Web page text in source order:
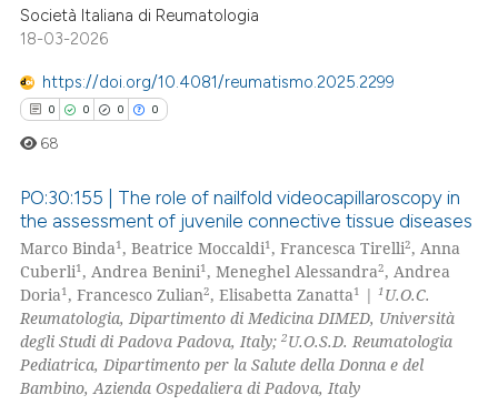
Società Italiana di Reumatologia
18-03-2026
https://doi.org/10.4081/reumatismo.2025.2299
0 0 0 0
Citing Publications
Supporting
Mentioning
Contrasting
68
PO:30:155 | The role of nailfold videocapillaroscopy in
the assessment of juvenile connective tissue diseases
Marco Binda1 , Beatrice Moccaldi1 , Francesca Tirelli2, Anna
Cuberli1 , Andrea Benini1 , Meneghel Alessandra2, Andrea
Doria1 , Francesco Zulian2, Elisabetta Zanatta1 |1 U.O.C.
Reumatologia, Dipartimento di Medicina DIMED, Università
degli Studi di Padova Padova, Italy;2U.O.S.D. Reumatologia
Pediatrica, Dipartimento per la Salute della Donna e del
Bambino, Azienda Ospedaliera di Padova, Italy